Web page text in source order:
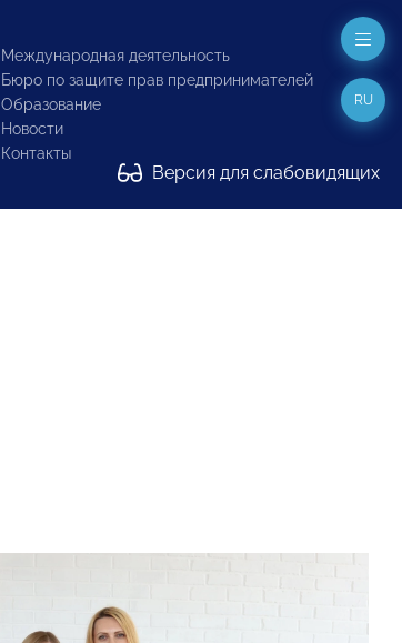
Международная деятельность
Бюро по защите прав предпринимателей
Образование
Новости
Контакты
Версия для слабовидящих
RU